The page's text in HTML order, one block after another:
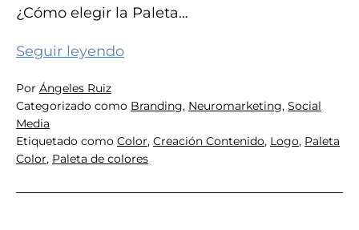
¿Cómo elegir la Paleta…
Seguir leyendoCómo
de
colores
Por Ángeles Ruiz
Categorizado como Branding, Neuromarketing, Social
Media
Etiquetado como Color, Creación Contenido, Logo, Paleta
Color, Paleta de colores